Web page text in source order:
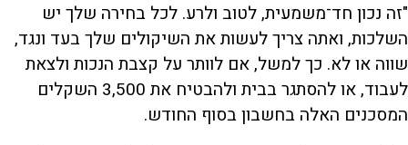
"זה נכון חד־משמעית, לטוב ולרע. לכל בחירה שלך יש
השלכות, ואתה צריך לעשות את השיקולים שלך בעד ונגד,
שווה או לא. כך למשל, אם לוותר על קצבת הנכות ולצאת
לעבוד, או להסתגר בבית ולהבטיח את 3,500 השקלים
המסכנים האלה בחשבון בסוף החודש.